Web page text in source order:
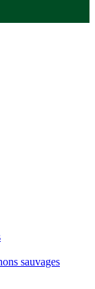
sauvages